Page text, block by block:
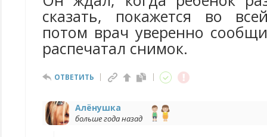
сказать, покажется во
потом врач уверенно
распечатал снимок.
ОТВЕТИТЬ
Алёнушка
больше года назад